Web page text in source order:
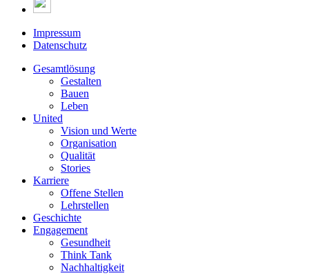
Impressum
Datenschutz
Gesamtlösung
Gestalten
Bauen
Leben
United
Vision und Werte
Organisation
Qualität
Stories
Karriere
Offene Stellen
Lehrstellen
Geschichte
Engagement
Gesundheit
Think Tank
Nachhaltigkeit